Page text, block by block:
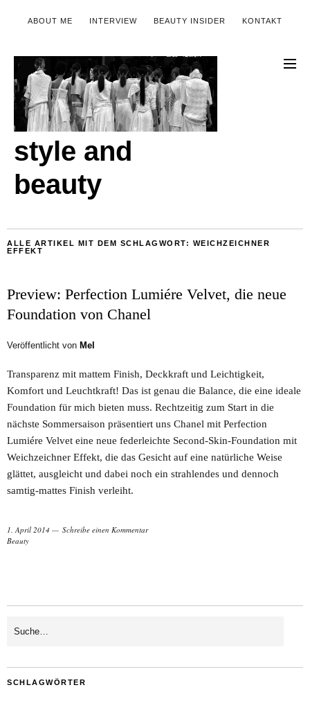
ABOUT ME INTERVIEW BEAUTY INSIDER KONTAKT
style and
beauty
ALLE ARTIKEL MIT DEM SCHLAGWORT: WEICHZEICHNER
EFFEKT
Preview: Perfection Lumiére Velvet, die neue
Foundation von Chanel
Veröffentlicht von Mel
Transparenz mit mattem Finish, Deckkraft und Leichtigkeit,
Komfort und Leuchtkraft! Das ist genau die Balance, die eine ideale
Foundation für mich bieten muss. Rechtzeitig zum Start in die
nächste Sommersaison präsentiert uns Chanel mit Perfection
Lumiére Velvet eine neue federleichte Second-Skin-Foundation mit
Weichzeichner Effekt, die das Gesicht auf eine natürliche Weise
glättet, ausgleicht und dabei noch ein strahlendes und dennoch
samtig-mattes Finish verleiht.
1. April 2014
Schreibe einen Kommentar
Beauty
SCHLAGWÖRTER